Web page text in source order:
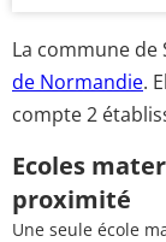
La commune de
de Normandie.
compte 2
Ecoles
proximité
Une seule école